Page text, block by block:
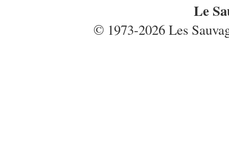
Le
© 1973-2026 Les